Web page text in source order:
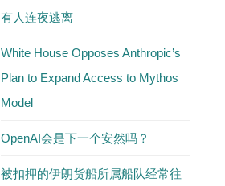
有人连夜逃离
White House Opposes Anthropic’s
Plan to Expand Access to Mythos
Model
OpenAI会是下一个安然吗？
被扣押的伊朗货船所属船队经常往